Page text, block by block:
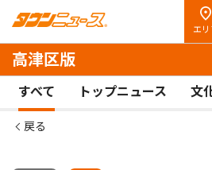
エリ
高津区版
すべて トップニュース 文
戻る